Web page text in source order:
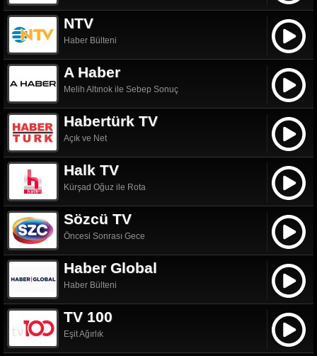
NTV
Haber Bülteni
A Haber
Melih Altınok ile Sebep Sonuç
Habertürk TV
Açık ve Net
Halk TV
Kürşad Oğuz ile Rota
Sözcü TV
Öncesi Sonrası Gece
Haber Global
Haber Bülteni
TV 100
Eşit Ağırlık